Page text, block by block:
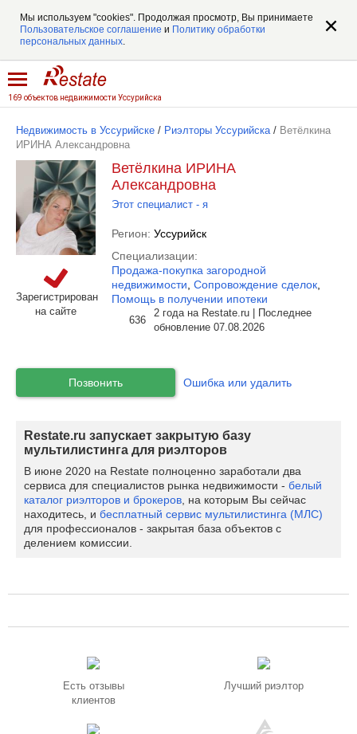
Мы используем "cookies". Продолжая просмотр, Вы принимаете
Пользовательское соглашение и Политику обработки
персональных данных.
169 объектов недвижимости Уссурийска
Недвижимость в Уссурийске / Риэлторы Уссурийска / Ветёлкина
ИРИНА Александровна
Зарегистрирован
на сайте
Ветёлкина ИРИНА
Александровна
Этот специалист - я
Регион: Уссурийск
Специализации:
Продажа-покупка загородной
недвижимости Сопровождение сделок
Помощь в получении ипотеки
636
2 года на Restate.ru | Последнее
обновление 07.08.2026
Позвонить Ошибка или удалить
Restate.ru запускает закрытую базу
мультилистинга для риэлторов
В июне 2020 на Restate полноценно заработали два
сервиса для специалистов рынка недвижимости - белый
каталог риэлторов и брокеров , на которым Вы сейчас
находитесь, и бесплатный сервис мультилистинга (МЛС)
для профессионалов - закрытая база объектов с
делением комиссии.
Есть отзывы
клиентов
Лучший риэлтор